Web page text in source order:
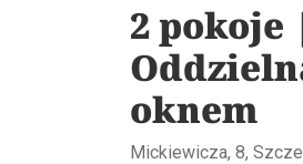
2 pokoje
oknem
Mickiewicza, 8,